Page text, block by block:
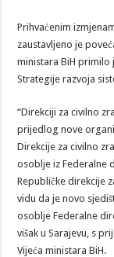
Prihvaćenim
zaustavljeno je
ministara BiH primilo
Strategije razvoja
“Direkciji za civilno
prijedlog nove
Direkcije za civilno
osoblje iz Federalne
Republičke direkcije
vidu da je novo
osoblje Federalne
višak u Sarajevu, s
Vijeća ministara BiH.